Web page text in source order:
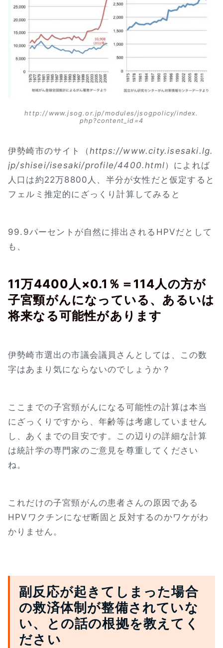
http://www.jsog.or.jp/modules/jsogpolicy/index.
php?content_id=4
伊勢崎市のサイト（https://www.city.isesaki.lg.
jp/shisei/isesaki/profile/4400.html）によれば
人口は約22万8800人、半分が女性だと仮定すると
フェルミ推定的にざっくり計算してみると
99.9パーセントが自然に排出されるHPVだとして
も、
11万4400人×0.1％＝114人の方が
子宮頸がんになっている、あるいは
将来なる可能性があります
伊勢崎市選出の市議会議員さんとしては、この数
字はあまり気にならないのでしょうか？
ここまでの子宮頸がんになる可能性の計算は本当
にざっくりですから、年齢等は考慮していません
し、あくまでの目安です。この辺りの詳細な計算
は統計学の専門家のご意見を尊重してください
ね。
これだけの子宮頸がんの患者さんの原因である
HPVワクチンになぜ断固と反対するのかワケがわ
かりません。
副反応が起きてしまった場合
の救済体制が整備されていな
い、との話の根拠を教えてく
ださい